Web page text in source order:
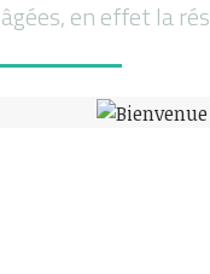
âgées, en effet la